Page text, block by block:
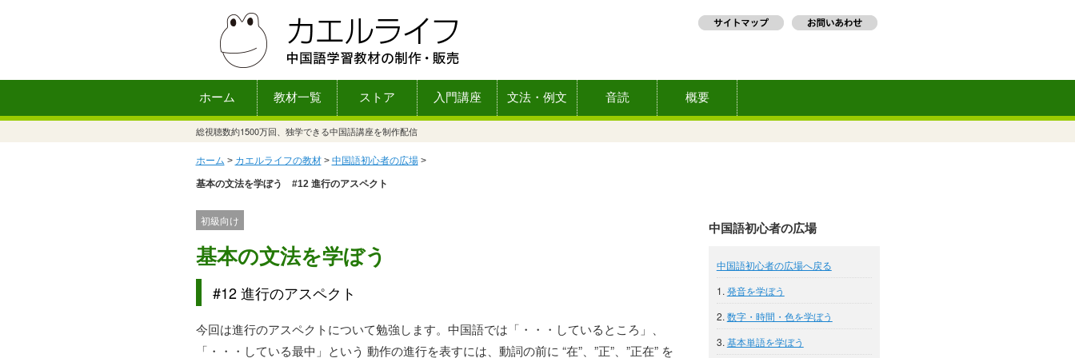
ホーム 教材一覧 ストア 入門講座 文法・例文 音読 概要
総視聴数約1500万回、独学できる中国語講座を制作配信
ホーム > カエルライフの教材> 中国語初心者の広場>
基本の文法を学ぼう #12 進行のアスペクト
初級向け
基本の文法を学ぼう
#12 進行のアスペクト
今回は進行のアスペクトについて勉強します。中国語では「・・・しているところ」、
「・・・している最中」という 動作の進行を表すには、動詞の前に “在”、”正”、”正在” を
中国語初心者の広場
中国語初心者の広場へ戻る
1. 発音を学ぼう
2. 数字・時間・色を学ぼう
3. 基本単語を学ぼう